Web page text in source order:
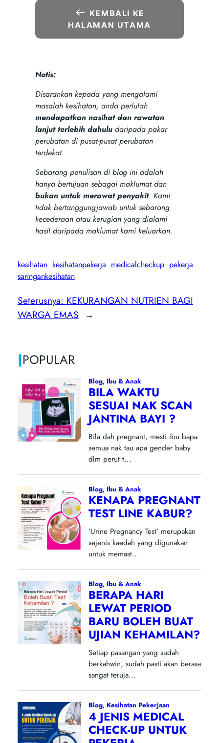
KEMBALI KE
HALAMAN UTAMA
Notis:
Disarankan kepada yang mengalami
masalah kesihatan, anda perlulah
mendapatkan nasihat dan rawatan
lanjut terlebih dahuludaripada pakar
perubatan di pusat-pusat perubatan
terdekat.
Sebarang penulisan di blog ini adalah
hanya bertujuan sebagai maklumat dan
bukan untuk merawat penyakit. Kami
tidak bertanggungjawab untuk sebarang
kecederaan atau kerugian yang dialami
hasil daripada maklumat kami keluarkan.
kesihatan kesihatanpekerja medicalcheckup pekerja
saringankesihatan
Seterusnya: KEKURANGAN NUTRIEN BAGI
WARGA EMAS →
|POPULAR